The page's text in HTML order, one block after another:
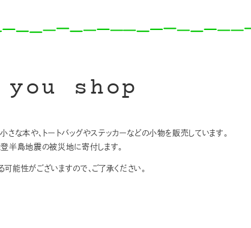
you shop
本や、トートバッグやステッカーなどの小物を販売しています。
半島地震の被災地に寄付します。
能性がございますので、ご了承ください。